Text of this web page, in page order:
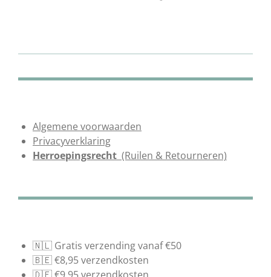
Algemene voorwaarden
Privacyverklaring
Herroepingsrecht (Ruilen & Retourneren)
🇳🇱 Gratis verzending vanaf €50
🇧🇪 €8,95 verzendkosten